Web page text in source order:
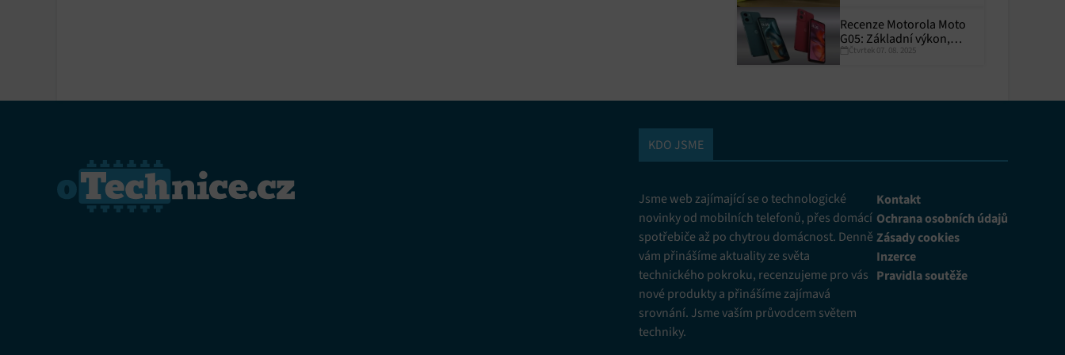
Recenze Motorola Moto
G05: Základní výkon,
skvělá výdrž
Čtvrtek 07. 08. 2025
KDO JSME
Jsme web zajímající se o technologické
novinky od mobilních telefonů, přes domácí
spotřebiče až po chytrou domácnost. Denně
vám přinášíme aktuality ze světa
technického pokroku, recenzujeme pro vás
nové produkty a přinášíme zajímavá
srovnání. Jsme vaším průvodcem světem
techniky.
Kontakt
Ochrana osobních údajů
Zásady cookies
Inzerce
Pravidla soutěže